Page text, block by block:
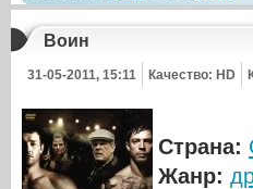
Воин
31-05-2011, 15:11 Качество: HD
Страна:
Жанр: